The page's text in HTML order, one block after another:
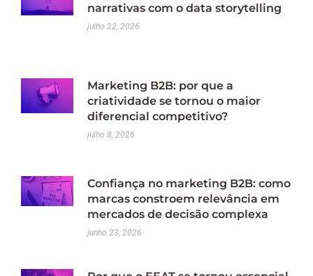
narrativas com o data storytelling
julho 22, 2026
Marketing B2B: por que a
criatividade se tornou o maior
diferencial competitivo?
julho 8, 2026
Confiança no marketing B2B: como
marcas constroem relevância em
mercados de decisão complexa
junho 23, 2026